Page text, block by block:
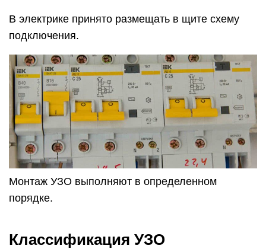
В электрике принято размещать в щите схему
подключения.
Монтаж УЗО выполняют в определенном
порядке.
Классификация УЗО